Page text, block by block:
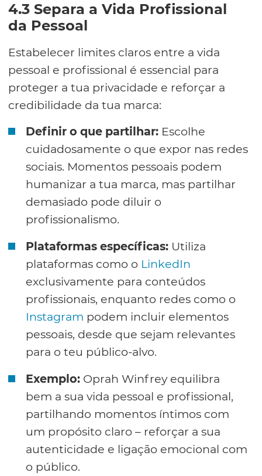
4.3 Separa a Vida Profissional
da Pessoal
Estabelecer limites claros entre a vida
pessoal e profissional é essencial para
proteger a tua privacidade e reforçar a
credibilidade da tua marca:
Definir o que partilhar: Escolhe
cuidadosamente o que expor nas redes
sociais. Momentos pessoais podem
humanizar a tua marca, mas partilhar
demasiado pode diluir o
profissionalismo.
Plataformas específicas: Utiliza
plataformas como o LinkedIn
exclusivamente para conteúdos
profissionais, enquanto redes como o
Instagram podem incluir elementos
pessoais, desde que sejam relevantes
para o teu público-alvo.
Exemplo: Oprah Winfrey equilibra
bem a sua vida pessoal e profissional,
partilhando momentos íntimos com
um propósito claro – reforçar a sua
autenticidade e ligação emocional com
o público.